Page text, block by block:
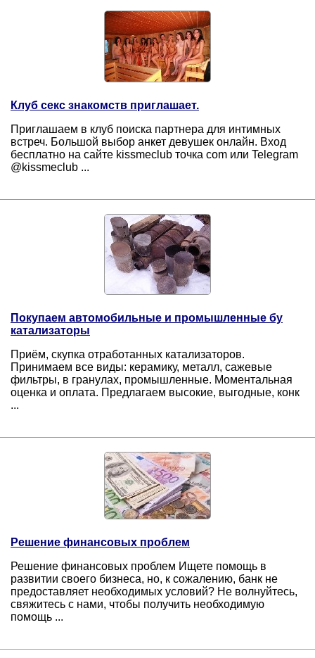
Клуб секс знакомств приглашает.
Приглашаем в клуб поиска партнера для интимных
встреч. Большой выбор анкет девушек онлайн. Вход
бесплатно на сайте kissmeclub точка com или Telegram
@kissmeclub ...
Покупаем автомобильные и промышленные бу
катализаторы
Приём, скупка отработанных катализаторов.
Принимаем все виды: керамику, металл, сажевые
фильтры, в гранулах, промышленные. Моментальная
оценка и оплата. Предлагаем высокие, выгодные, конк
...
Решение финансовых проблем
Решение финансовых проблем Ищете помощь в
развитии своего бизнеса, но, к сожалению, банк не
предоставляет необходимых условий? Не волнуйтесь,
свяжитесь с нами, чтобы получить необходимую
помощь ...